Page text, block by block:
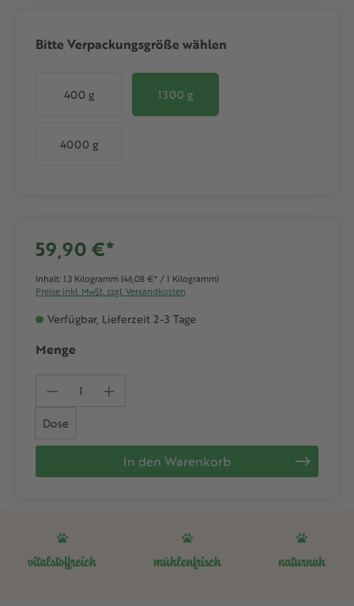
Bitte Verpackungsgröße wählen
400 g 1300 g
4000 g
59,90 €*
Inhalt: 1.3 Kilogramm (46,08 €* / 1 Kilogramm)
Preise inkl. MwSt. zzgl. Versandkosten
Verfügbar, Lieferzeit 2-3 Tage
Menge
Produkt Anzahl: Gib den
Dose
In den Warenkorb
vitalstoffreich mühlenfrisch naturnah